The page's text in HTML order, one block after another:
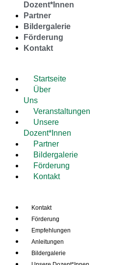
Dozent*Innen
Partner
Bildergalerie
Förderung
Kontakt
Startseite
Über
Uns
Veranstaltungen
Unsere
Dozent*Innen
Partner
Bildergalerie
Förderung
Kontakt
Kontakt
Förderung
Empfehlungen
Anleitungen
Bildergalerie